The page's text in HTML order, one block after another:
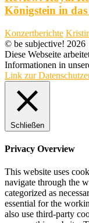
Königstein in
Konzertberichte
© be subjective! 2026
Diese Webseite
Informationen in
Link zur
Schließen
Privacy Overview
This website uses
navigate through the
categorized as
essential for the
also use third-party